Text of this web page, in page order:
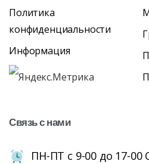
Политика
конфиденциальности
Информация
Связьснами
ПН-ПТ с 9-00 до 17-